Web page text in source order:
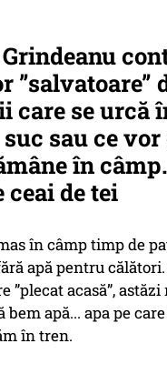
”salvatoare”
care se urcă
suc sau ce
în
ceai de tei
în câmp timp de
apă pentru
”plecat acasă”,
bem apă... apa pe
în tren.